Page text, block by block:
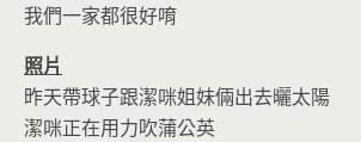
我們一家都很好唷
照片
昨天帶球子跟潔咪姐妹倆出去曬太陽
潔咪正在用力吹蒲公英